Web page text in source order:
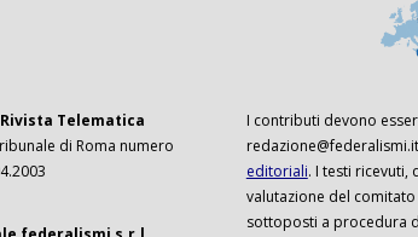
Telematica
di Roma numero
I contributi devono
editoriali. I testi ricevuti,
valutazione del
sottoposti a procedura